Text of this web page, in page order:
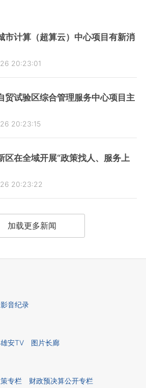
市计算（超算云）中心项目有新消
20:23:01
贸试验区综合管理服务中心项目主
20:23:15
区在全域开展“政策找人、服务上
20:23:22
加载更多新闻
影音纪录
雄安TV 图片长廊
专栏
财政预决算公开专栏